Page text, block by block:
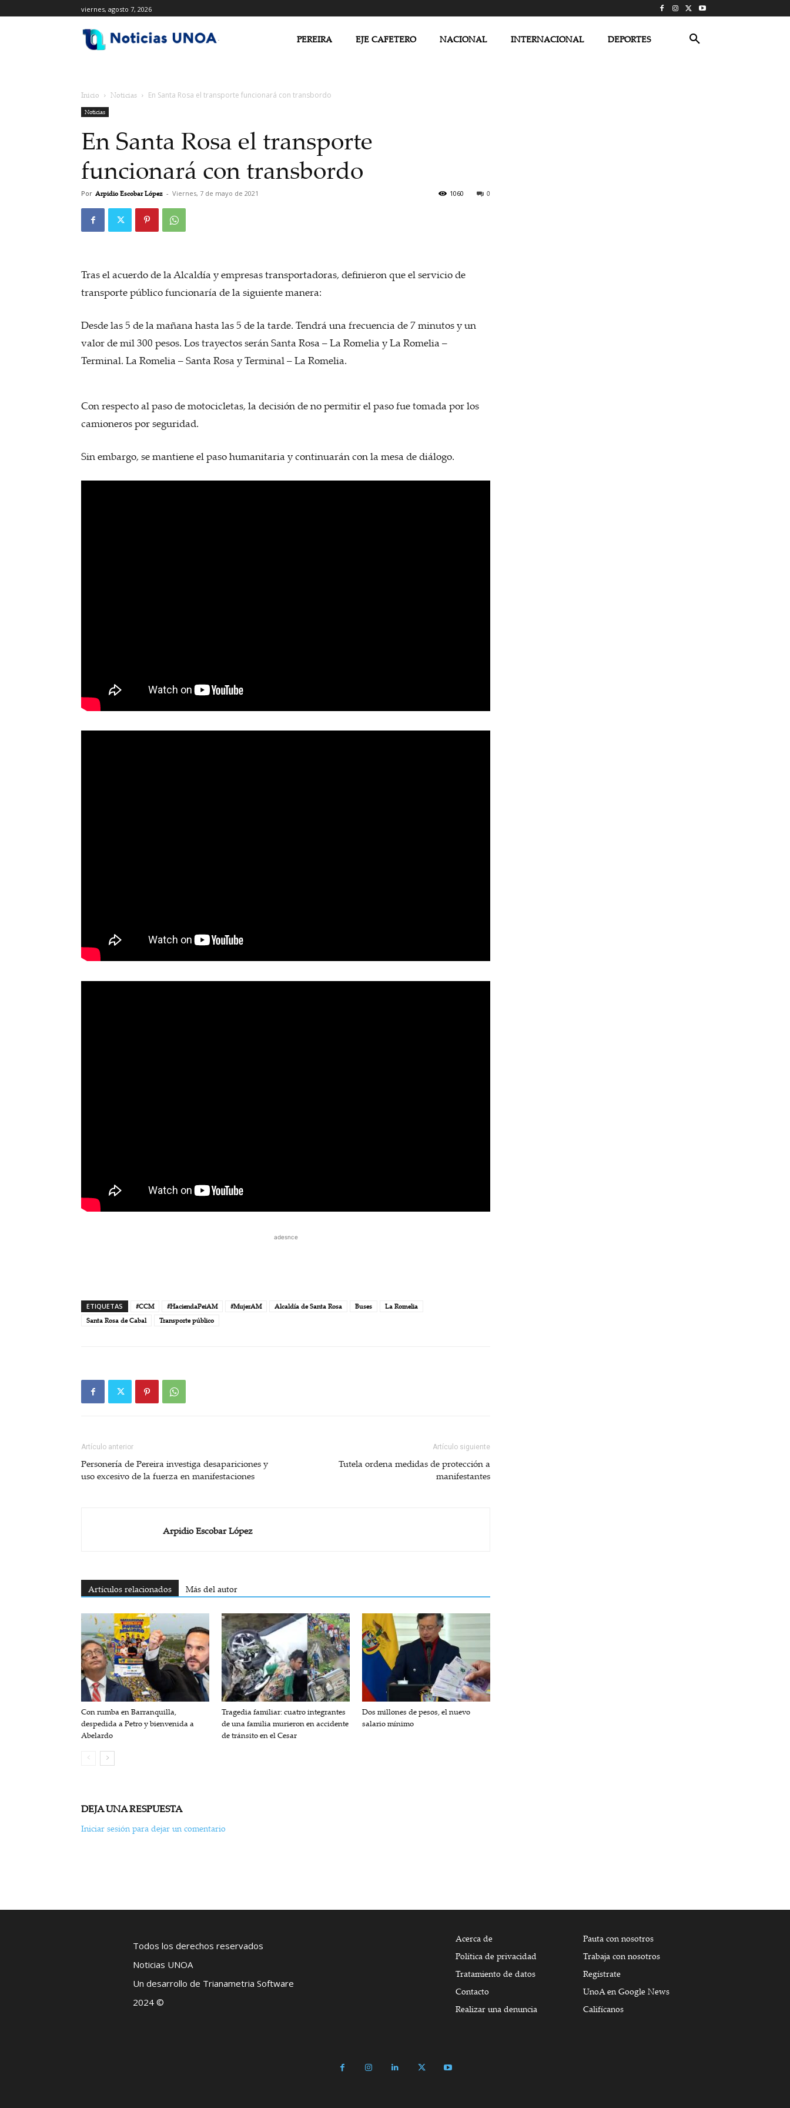
viernes, agosto 7, 2026
PEREIRA EJE CAFETERO NACIONAL INTERNACIONAL DEPORTES
Inicio Noticias En Santa Rosa el transporte funcionará con transbordo
Noticias
En Santa Rosa el transporte
funcionará con transbordo
Por Arpidio Escobar López - Viernes, 7 de mayo de 2021 0
1060
Tras el acuerdo de la Alcaldía y empresas transportadoras, definieron que el servicio de
transporte público funcionaría de la siguiente manera:
Desde las 5 de la mañana hasta las 5 de la tarde. Tendrá una frecuencia de 7 minutos y un
valor de mil 300 pesos. Los trayectos serán Santa Rosa – La Romelia y La Romelia –
Terminal. La Romelia – Santa Rosa y Terminal – La Romelia.
Con respecto al paso de motocicletas, la decisión de no permitir el paso fue tomada por los
camioneros por seguridad.
Sin embargo, se mantiene el paso humanitaria y continuarán con la mesa de diálogo.
adesnce
ETIQUETAS #CCM #HaciendaPeiAM #MujerAM Alcaldía de Santa Rosa Buses
La Romelia
Santa Rosa de Cabal
Transporte público
Artículo anterior
Personería de Pereira investiga desapariciones y
uso excesivo de la fuerza en manifestaciones
Artículo siguiente
Tutela ordena medidas de protección a
manifestantes
Arpidio Escobar López
Artículos relacionados Más del autor
Con rumba en Barranquilla,
despedida a Petro y bienvenida a
Abelardo
Tragedia familiar: cuatro integrantes
de una familia murieron en accidente
de tránsito en el Cesar
Dos millones de pesos, el nuevo
salario mínimo
DEJA UNA RESPUESTA
Iniciar sesión para dejar un comentario
Todos los derechos reservados
Noticias UNOA
Un desarrollo de Trianametria Software
2024 ©
Acerca de
Política de privacidad
Tratamiento de datos
Contacto
Realizar una denuncia
Pauta con nosotros
Trabaja con nosotros
Regístrate
UnoA en Google News
Califícanos